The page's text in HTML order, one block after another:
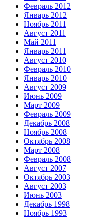
Февраль 2012
Январь 2012
Ноябрь 2011
Август 2011
Май 2011
Январь 2011
Август 2010
Февраль 2010
Январь 2010
Август 2009
Июнь 2009
Март 2009
Февраль 2009
Декабрь 2008
Ноябрь 2008
Октябрь 2008
Март 2008
Февраль 2008
Август 2007
Октябрь 2003
Август 2003
Июнь 2003
Декабрь 1998
Ноябрь 1993